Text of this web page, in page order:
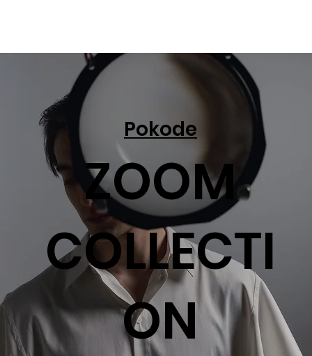
Pokode
ZOOM
COLLECTI
ON